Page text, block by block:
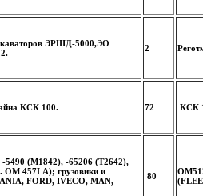
ЭРШД-5000,ЭО
2
КСК 100. 72 КСК
5490 (М1842), -65206 (Т2642),
OM 457LA); грузовики и
FORD, IVECO, MAN,
80